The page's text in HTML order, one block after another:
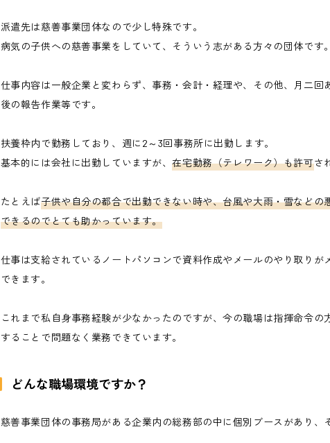
派遣先は慈善事業団体なので少し特殊です。
病気の子供への慈善事業をしていて、そういう志がある方々の団体です。
仕事内容は一般企業と変わらず、事務・会計・経理や、その他、月二回
後の報告作業等です。
扶養枠内で勤務しており、週に2～3回事務所に出勤します。
基本的には会社に出勤していますが、在宅勤務（テレワーク）も許可さ
たとえば子供や自分の都合で出勤できない時や、台風や大雨・雪などの
できるのでとても助かっています。
仕事は支給されているノートパソコンで資料作成やメールのやり取りが
できます。
これまで私自身事務経験が少なかったのですが、今の職場は指揮命令の
することで問題なく業務できています。
どんな職場環境ですか？
慈善事業団体の事務局がある企業内の総務部の中に個別ブースがあり、